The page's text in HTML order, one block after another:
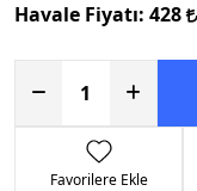
Havale Fiyatı: 428
Favorilere Ekle